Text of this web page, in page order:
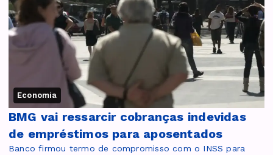
Economia
BMG vai ressarcir cobranças indevidas
de empréstimos para aposentados
Banco firmou termo de compromisso com o INSS para